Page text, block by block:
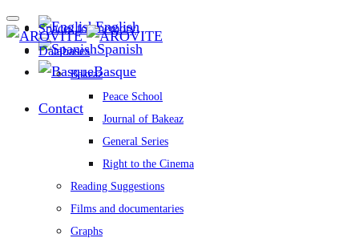
English
Spanish
Basque
Contact
Spaces for memory
Databases
Bakeaz
Peace School
Journal of Bakeaz
General Series
Right to the Cinema
Reading Suggestions
Films and documentaries
Graphs